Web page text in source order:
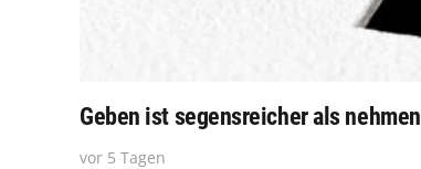
Geben ist segensreicher als nehmen
vor 5 Tagen